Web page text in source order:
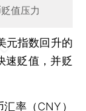
值压力
元指数回升的
速贬值，并贬
率（CNY ）